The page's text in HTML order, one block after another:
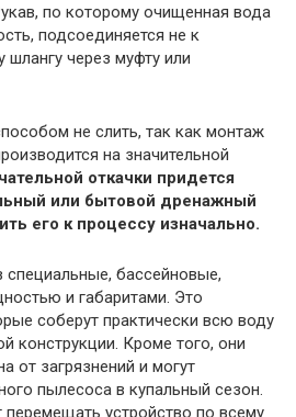
по которому очищенная вода
подсоединяется не к
через муфту или
не слить, так как монтаж
на значительной
откачки придется
или бытовой дренажный
его к процессу изначально.
бассейновые,
и габаритами. Это
соберут практически всю воду
конструкции. Кроме того, они
от загрязнений и могут
пылесоса в купальный сезон.
устройство по всему